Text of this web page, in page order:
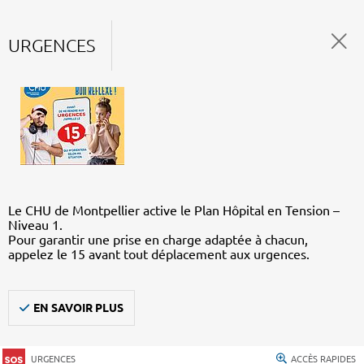
URGENCES
Le CHU de Montpellier active le Plan Hôpital en Tension –
Niveau 1.
Pour garantir une prise en charge adaptée à chacun,
appelez le 15 avant tout déplacement aux urgences.
EN SAVOIR PLUS
URGENCES ACCÈS RAPIDES